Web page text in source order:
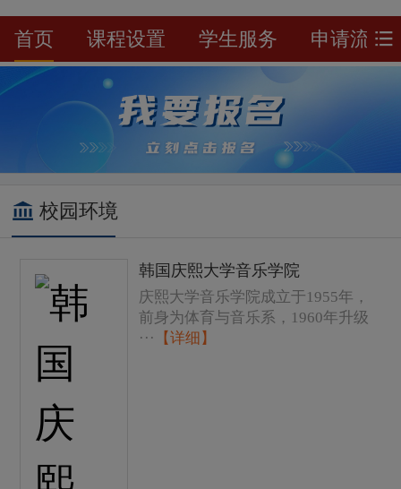
首页 课程设置 学生服务 申请流程
校园环境
韩国庆熙大学音乐学院
庆熙大学音乐学院成立于1955年，
前身为体育与音乐系，1960年升级
···
【详细】